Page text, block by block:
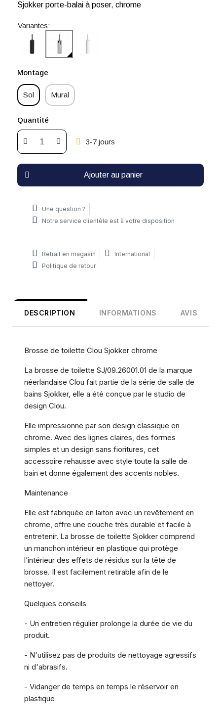
Sjokker porte-balai à poser, chrome
Variantes:
Montage
Sol Mural
Quantité
3-7 jours
Ajouter au panier
Une question ?
Notre service clientèle est à votre disposition
Retrait en magasin
International
Politique de retour
DESCRIPTION INFORMATIONS AVIS
Brosse de toilette Clou Sjokker chrome
La brosse de toilette SJ/09.26001.01 de la marque
néerlandaise Clou fait partie de la série de salle de
bains Sjokker, elle a été conçue par le studio de
design Clou.
Elle impressionne par son design classique en
chrome. Avec des lignes claires, des formes
simples et un design sans fioritures, cet
accessoire rehausse avec style toute la salle de
bain et donne également des accents nobles.
Maintenance
Elle est fabriquée en laiton avec un revêtement en
chrome, offre une couche très durable et facile à
entretenir. La brosse de toilette Sjokker comprend
un manchon intérieur en plastique qui protège
l’intérieur des effets de résidus sur la tête de
brosse. Il est facilement retirable afin de le
nettoyer.
Quelques conseils
- Un entretien régulier prolonge la durée de vie du
produit.
- N'utilisez pas de produits de nettoyage agressifs
ni d'abrasifs.
- Vidanger de temps en temps le réservoir en
plastique